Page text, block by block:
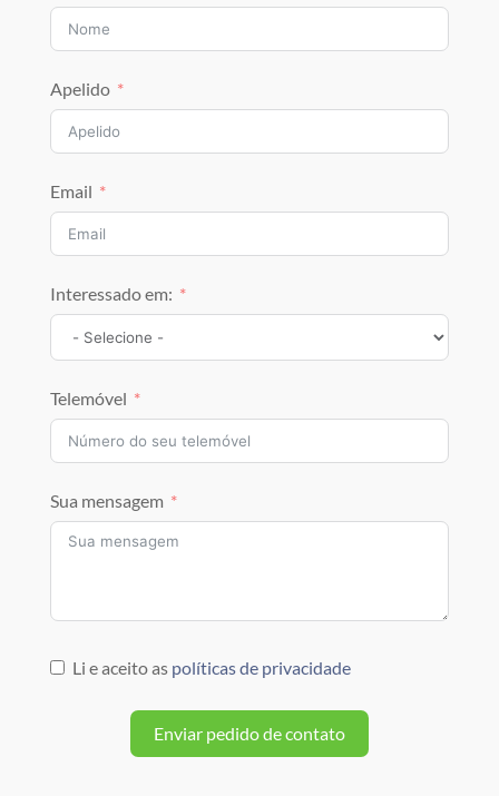
Apelido
Email
Interessado em:
Telemóvel
Sua mensagem
Li e aceito as políticas de privacidade
Enviar pedido de contato